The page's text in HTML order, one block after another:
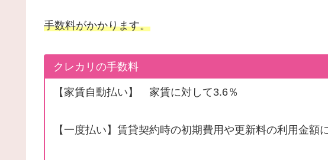
手数料がかかります。
クレカリの手数料
【家賃自動払い】 家賃に対して3.6％
【一度払い】賃貸契約時の初期費用や更新料の利用金